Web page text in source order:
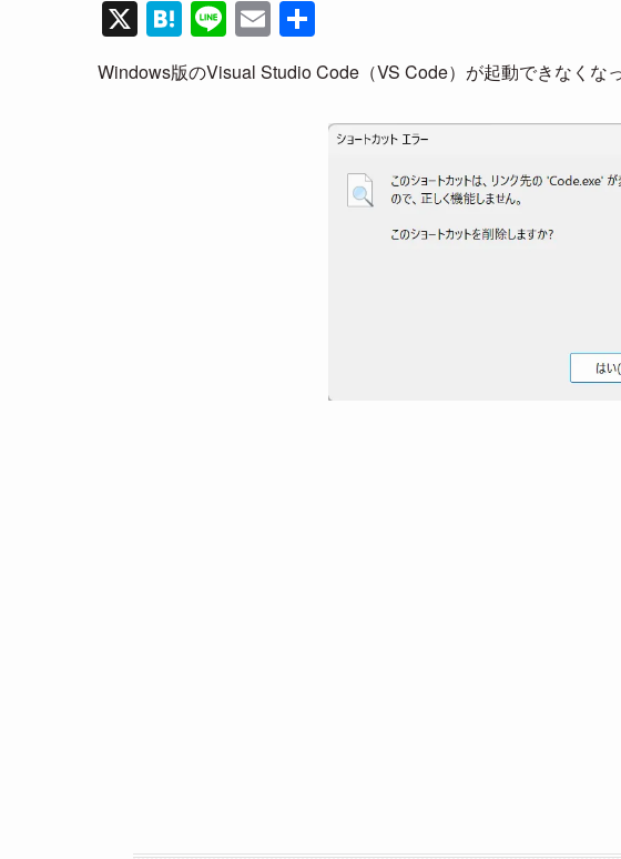
X H
at
e
Li
n
e
E
m
ail
有
Windows版のVisual Studio Code（VS Code）が起動できなくな